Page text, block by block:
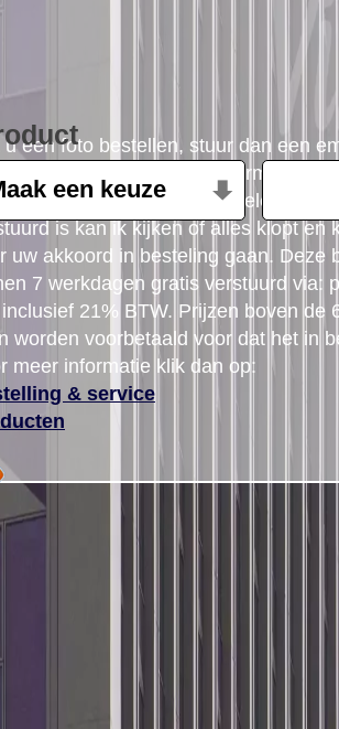
u een foto bestellen, stuur dan een
gegevens: Product, formaat,
gegegevens plus uw telefoon
is kan ik kijken of alles klopt en
uw akkoord in besteling gaan. Deze
7 werkdagen gratis verstuurd via:
21% BTW. Prijzen boven de
worden voorbetaald voor dat het in
meer informatie klik dan op:
& service